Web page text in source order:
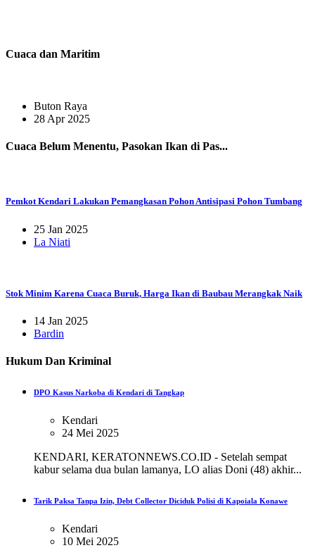
Cuaca dan Maritim
Buton Raya
28 Apr 2025
Cuaca Belum Menentu, Pasokan Ikan di Pas...
Pemkot Kendari Lakukan Pemangkasan Pohon Antisipasi Pohon Tumbang
25 Jan 2025
La Niati
Stok Minim Karena Cuaca Buruk, Harga Ikan di Baubau Merangkak Naik
14 Jan 2025
Bardin
Hukum Dan Kriminal
DPO Kasus Narkoba di Kendari di Tangkap
Kendari
24 Mei 2025
KENDARI, KERATONNEWS.CO.ID - Setelah sempat
kabur selama dua bulan lamanya, LO alias Doni (48) akhir...
Tarik Paksa Tanpa Izin, Debt Collector Diciduk Polisi di Kapoiala Konawe
Kendari
10 Mei 2025